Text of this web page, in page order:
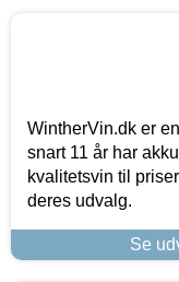
WintherVin.dk er
snart 11 år har
kvalitetsvin til
deres udvalg.
Se